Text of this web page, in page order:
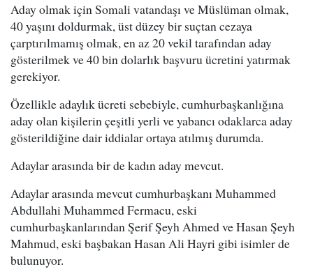
Aday olmak için Somali vatandaşı ve Müslüman olmak,
40 yaşını doldurmak, üst düzey bir suçtan cezaya
çarptırılmamış olmak, en az 20 vekil tarafından aday
gösterilmek ve 40 bin dolarlık başvuru ücretini yatırmak
gerekiyor.
Özellikle adaylık ücreti sebebiyle, cumhurbaşkanlığına
aday olan kişilerin çeşitli yerli ve yabancı odaklarca aday
gösterildiğine dair iddialar ortaya atılmış durumda.
Adaylar arasında bir de kadın aday mevcut.
Adaylar arasında mevcut cumhurbaşkanı Muhammed
Abdullahi Muhammed Fermacu, eski
cumhurbaşkanlarındanŞerif Şeyh AhmedveHasan Şeyh
Mahmud, eski başbakan Hasan Ali Hayri gibi isimler de
bulunuyor.